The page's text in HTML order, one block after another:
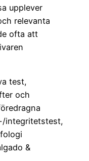
upplever
relevanta
ofta att
test,
och
integritetstest,
&